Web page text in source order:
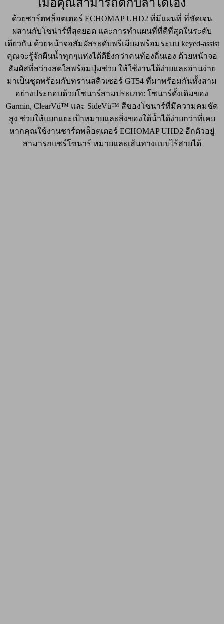
ด้วยชาร์ตพล็อตเตอร์ ECHOMAP UHD2 ที่มีแผนที่ ที่ชัดเจน
ผสานกับโซน่าร์ที่สุดยอด และการทำแผนที่ที่ดีที่สุดในระดับ
เดียวกัน ด้วยหน้าจอสัมผัสระดับพรีเมียมพร้อมระบบ keyed-assist
คุณจะรู้จักผืนน้ำทุกๆแห่งได้ดียิ่งกว่าคนท้องถิ่นเอง ด้วยหน้าจอ
สัมผัสที่สว่างสดใสพร้อมปุ่มช่วย ให้ใช้งานได้ง่ายและอ่านง่าย
มาเป็นชุดพร้อมกับทรานสดิวเซอร์ GT54 ที่มาพร้อมกันทั้งสาม
อย่างประกอบด้วยโซนาร์สามประเภท: โซนาร์ดั้งเดิมของ
Garmin, ClearVü™ และ SideVü™ สีของโซนาร์ที่มีความคมชัด
สูง ช่วยให้แยกแยะเป้าหมายและสิ่งของใต้น้ำได้ง่ายกว่าที่เคย
หากคุณใช้งานชาร์ตพล็อตเตอร์ ECHOMAP UHD2 อีกตัวอยู่
สามารถแชร์โซนาร์ หมายและเส้นทางแบบไร้สายได้